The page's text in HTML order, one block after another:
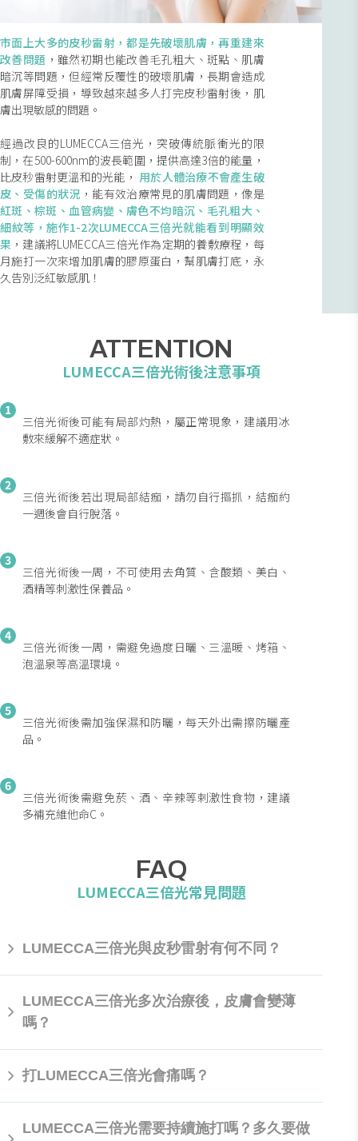
市面上大多的皮秒雷射，都是先破壞肌膚，再重建來
改善問題 ，雖然初期也能改善毛孔粗大、斑點、肌膚
暗沉等問題，但經常反覆性的破壞肌膚，長期會造成
肌膚屏障受損，導致越來越多人打完皮秒雷射後，肌
膚出現敏感的問題。
經過改良的LUMECCA三倍光，突破傳統脈衝光的限
制，在500-600nm的波長範圍，提供高達3倍的能量，
比皮秒雷射更溫和的光能， 用於人體治療不會產生破
皮、受傷的狀況 ，能有效治療常見的肌膚問題，像是
紅斑、棕斑、血管病變、膚色不均暗沉、毛孔粗大、
細紋等，施作1-2次LUMECCA三倍光就能看到明顯效
果 ，建議將LUMECCA三倍光作為定期的養敷療程，每
月施打一次來增加肌膚的膠原蛋白，幫肌膚打底，永
久告別泛紅敏感肌！
ATTENTION
LUMECCA三倍光術後注意事項
1
三倍光術後可能有局部灼熱，屬正常現象，建議用冰
敷來緩解不適症狀。
2
三倍光術後若出現局部結痂，請勿自行摳抓，結痂約
一週後會自行脫落。
3
三倍光術後一周，不可使用去角質、含酸類、美白、
酒精等刺激性保養品。
4
三倍光術後一周，需避免過度日曬、三溫暖、烤箱、
泡溫泉等高溫環境。
5
三倍光術後需加強保濕和防曬，每天外出需擦防曬產
品。
6
三倍光術後需避免菸、酒、辛辣等剌激性食物，建議
多補充維他命C。
FAQ
LUMECCA三倍光常見問題
LUMECCA三倍光與皮秒雷射有何不同？
市面上多數皮秒雷射屬侵入式治療，打完會有傷口或小出
血、結痂，LUMECCA三倍光是非侵入性的治療，和皮秒雷
射相比較溫和，不會破壞肌膚表皮，術後沒有傷口、沒有恢
LUMECCA三倍光多次治療後，皮膚會變薄
嗎？
LUMECCA三倍光的能量可傳導到真皮層，刺激纖維母細胞
產生膠原蛋白，能有效治療紅斑、棕斑、血管病變、膚色不
均、毛孔粗大等肌膚問題，並不會因此讓皮膚變薄，反而會
讓肌膚維持在Q彈的狀態。
打LUMECCA三倍光會痛嗎？
每個人對疼痛的忍受度不同，但LUMECCA三倍光施打當
下，一般多為微熱感，並不會感受到明顯疼痛。
LUMECCA三倍光需要持續施打嗎？多久要做